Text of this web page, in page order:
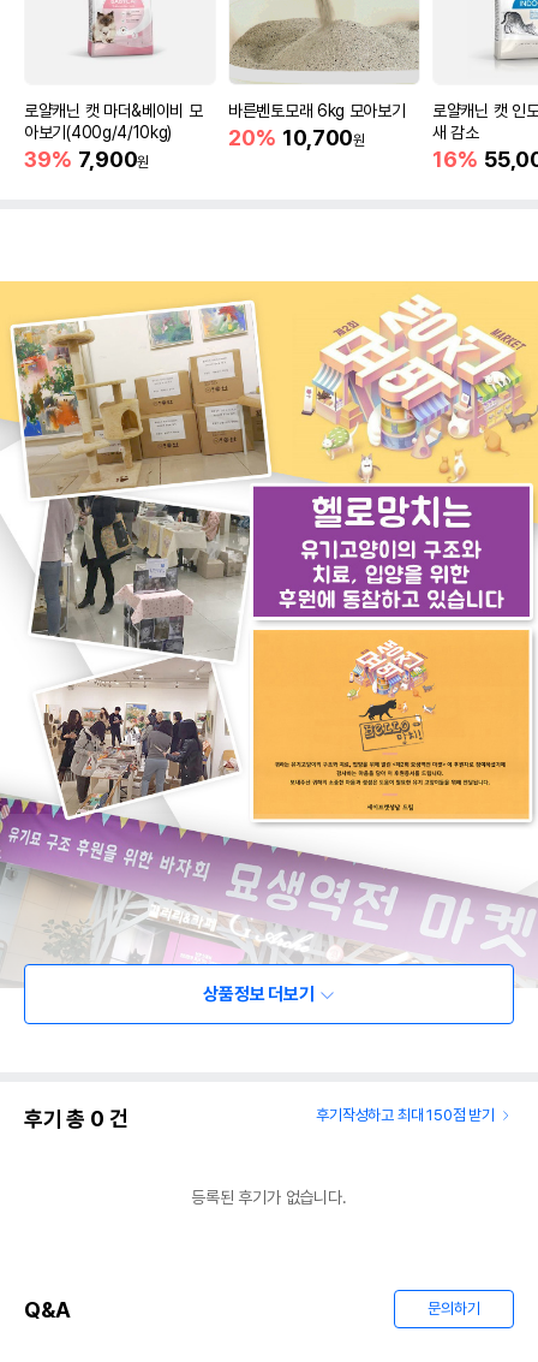
로얄캐닌 캣 마더&베이비 모
아보기(400g/4/10kg)
39% 7,900원
바른벤토모래 6kg 모아보기
20% 10,700원
로얄캐닌 캣 인
새 감소
16%
상품정보 더보기
후기 총 0 건 후기작성하고 최대 150점 받기
등록된 후기가 없습니다.
Q&A 문의하기